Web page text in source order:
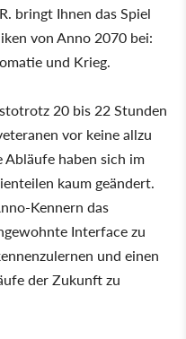
bringt Ihnen das Spiel
von Anno 2070 bei:
und Krieg.
20 bis 22 Stunden
vor keine allzu
haben sich im
kaum geändert.
Kennern das
Interface zu
und einen
der Zukunft zu